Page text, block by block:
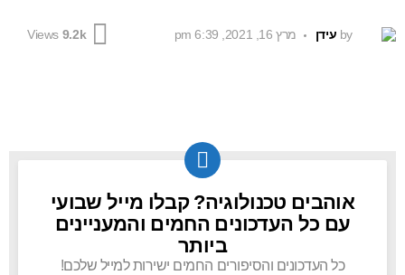
by עידן מרץ 16, 2021, 6:39 pm 9.2k
Views
NEWSLETTER
אוהבים טכנולוגיה? קבלו מייל שבועי
עם כל העדכונים החמים והמעניינים
ביותר
כל העדכונים והסיפורים החמים ישירות למייל שלכם!